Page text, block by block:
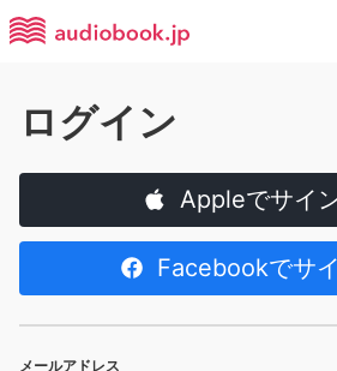
ログイン
Appleでサイ
Facebookでサ
メールアドレス